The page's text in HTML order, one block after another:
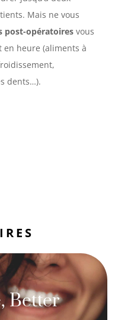
Mais ne vous
post-opératoiresvous
en heure (aliments à
dents…).
Better